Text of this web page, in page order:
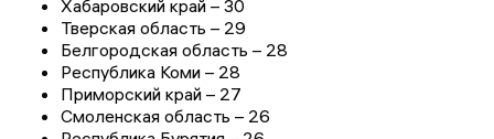
Хабаровский край – 30
Тверская область – 29
Белгородская область – 28
Республика Коми – 28
Приморский край – 27
Смоленская область – 26